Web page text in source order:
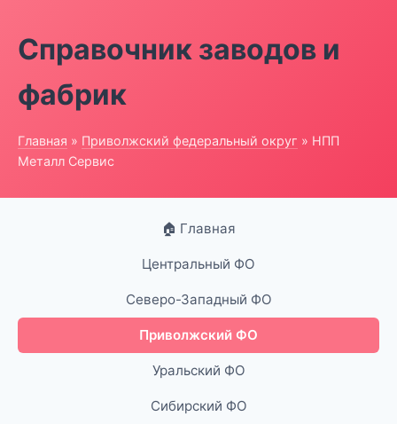
Справочник заводов и
фабрик
Главная » Приволжский федеральный округ » НПП
Металл Сервис
🏠 Главная
Центральный ФО
Северо-Западный ФО
Приволжский ФО
Уральский ФО
Сибирский ФО